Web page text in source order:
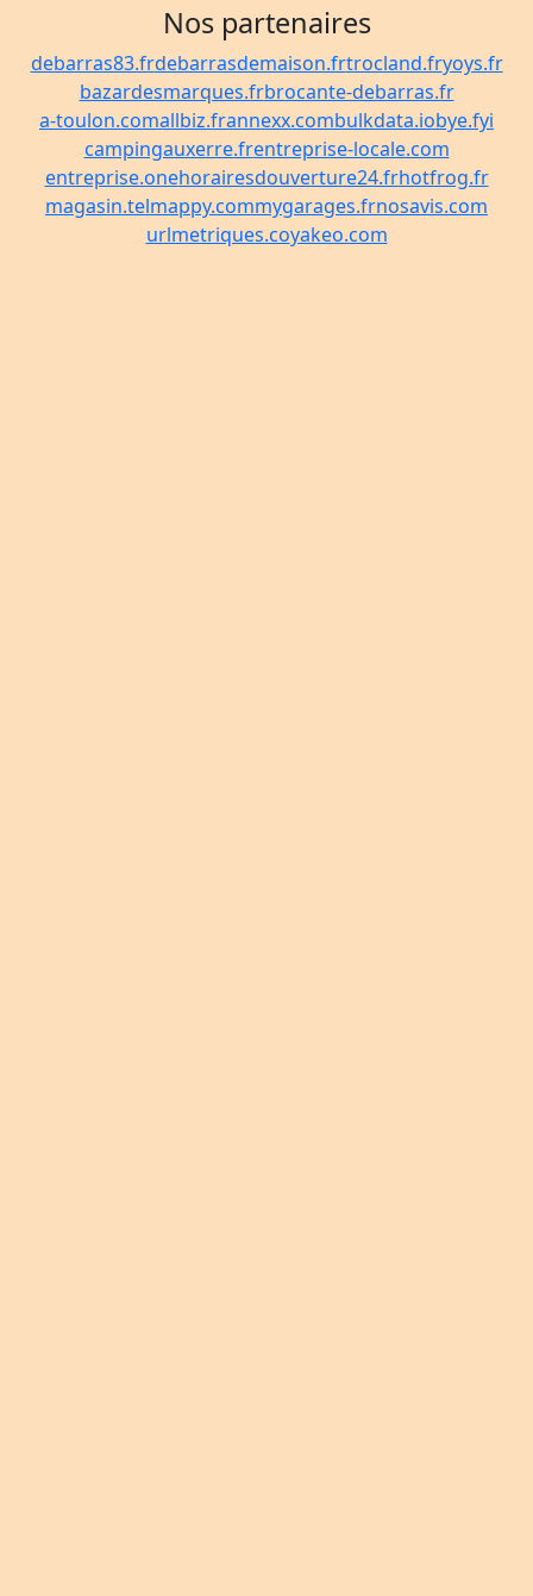
Nos partenaires
debarras83.frdebarrasdemaison.frtrocland.fryoys.fr
bazardesmarques.frbrocante-debarras.fr
a-toulon.comallbiz.frannexx.combulkdata.iobye.fyi
campingauxerre.frentreprise-locale.com
entreprise.onehorairesdouverture24.frhotfrog.fr
magasin.telmappy.commygarages.frnosavis.com
urlmetriques.coyakeo.com